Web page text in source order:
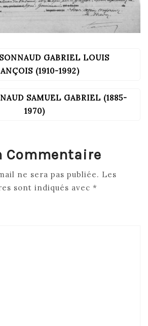
GABRIEL LOUIS
(1910-1992)
SAMUEL GABRIEL (1885-
1970)
Commentaire
ne sera pas publiée. Les
sont indiqués avec *